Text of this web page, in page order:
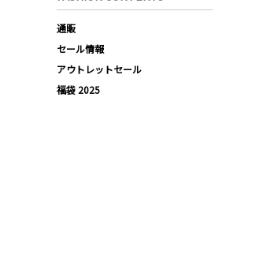
通販
セール情報
アウトレットセール
福袋 2025